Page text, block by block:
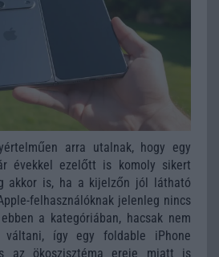
arra utalnak, hogy egy
évekkel ezelőtt is komoly sikert
akkor is, ha a kijelzőn jól látható
felhasználóknak jelenleg nincs
a kategóriában, hacsak nem
váltani, így egy foldable iPhone
az ökoszisztéma ereje miatt is